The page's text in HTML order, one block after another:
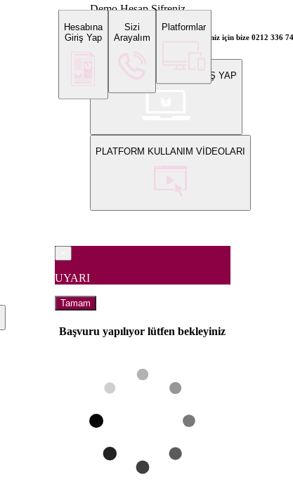
Hesabına
Giriş Yap
Sizi
Arayalım
Platformlar
Demo Hesap Şifreniz
Bilgi ve gerçek hesap açılış talepleriniz için bize 0212 336
WEB PLATFORMUNA GİRİŞ YAP
PLATFORM KULLANIM VİDEOLARI
UYARI
Tamam
Başvuru yapılıyor lütfen bekleyiniz